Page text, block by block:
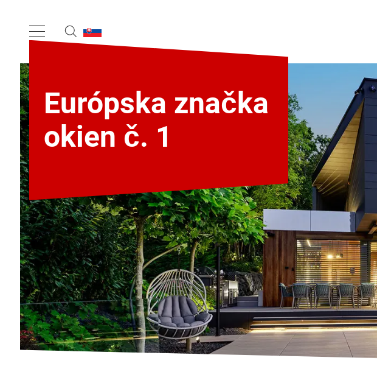
Európska značka
okien č. 1